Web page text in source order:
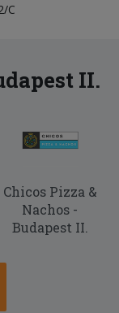
C
II.
Chicos Pizza &
Nachos -
Budapest II.